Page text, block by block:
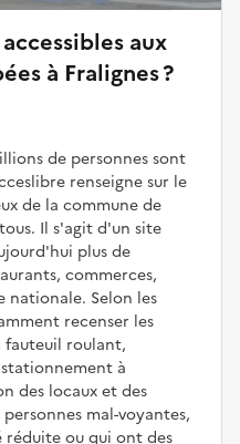
aux
à Fralignes ?
de personnes sont
renseigne sur le
de la commune de
Il s'agit d'un site
plus de
commerces,
nationale. Selon les
recenser les
fauteuil roulant,
à
des locaux et des
mal-voyantes,
ou qui ont des